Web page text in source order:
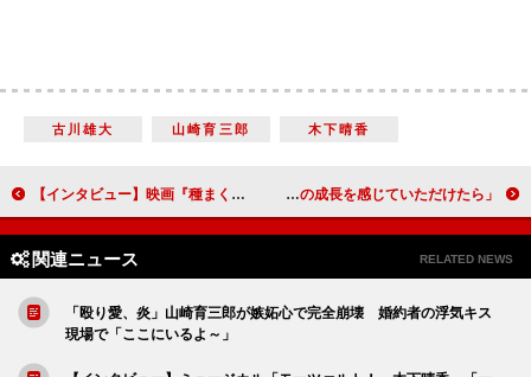
古川雄大 山崎育三郎 木下晴香
【インタビュー】映画『種まく旅人～華蓮のかがやき～』栗山千明「大変なこともあるかもしれないけど、きっと楽しいはずと思いながら撮影に挑みました」 「栄一さんの妻として、共に歩む千代の成長を感じていただけたら」橋本愛（渋沢千代）【「青天を衝け」インタビュー】
関連ニュース RELATED NEWS
「殴り愛、炎」山崎育三郎が嫉妬心で完全崩壊 婚約者の浮気キス
現場で「ここにいるよ～」